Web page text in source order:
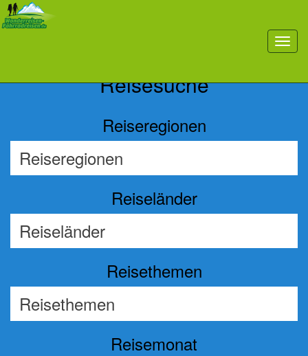
toggle
Reisesuche
Reiseregionen
Reiseländer
Reisethemen
Reisemonat